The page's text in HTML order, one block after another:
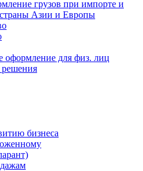
грузов при импорте и
Азии и Европы
оформление для физ. лиц
бизнеса